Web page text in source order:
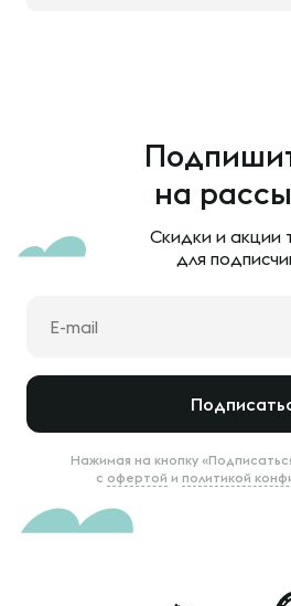
на
Скидки и акции
для
Нажимая на кнопку
с офертой и политикой